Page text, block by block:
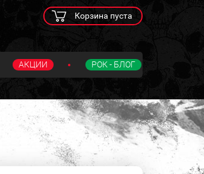
Корзина пуста
АКЦИИ РОК - БЛОГ